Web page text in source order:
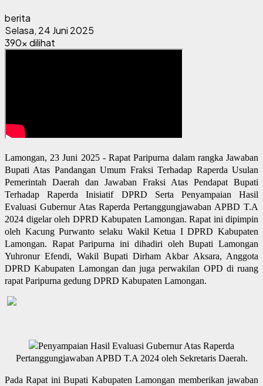
berita
Selasa, 24 Juni 2025
390x dilihat
Lamongan, 23 Juni 2025 - Rapat Paripurna dalam rangka Jawaban
Bupati Atas Pandangan Umum Fraksi Terhadap Raperda Usulan
Pemerintah Daerah dan Jawaban Fraksi Atas Pendapat Bupati
Terhadap Raperda Inisiatif DPRD Serta Penyampaian Hasil
Evaluasi Gubernur Atas Raperda Pertanggungjawaban APBD T.A
2024 digelar oleh DPRD Kabupaten Lamongan. Rapat ini dipimpin
oleh Kacung Purwanto selaku Wakil Ketua I DPRD Kabupaten
Lamongan. Rapat Paripurna ini dihadiri oleh Bupati Lamongan
Yuhronur Efendi, Wakil Bupati Dirham Akbar Aksara, Anggota
DPRD Kabupaten Lamongan dan juga perwakilan OPD di ruang
rapat Paripurna gedung DPRD Kabupaten Lamongan.
Penyampaian Hasil Evaluasi Gubernur Atas Raperda
Pertanggungjawaban APBD T.A 2024 oleh Sekretaris Daerah.
Pada Rapat ini Bupati Kabupaten Lamongan memberikan jawaban